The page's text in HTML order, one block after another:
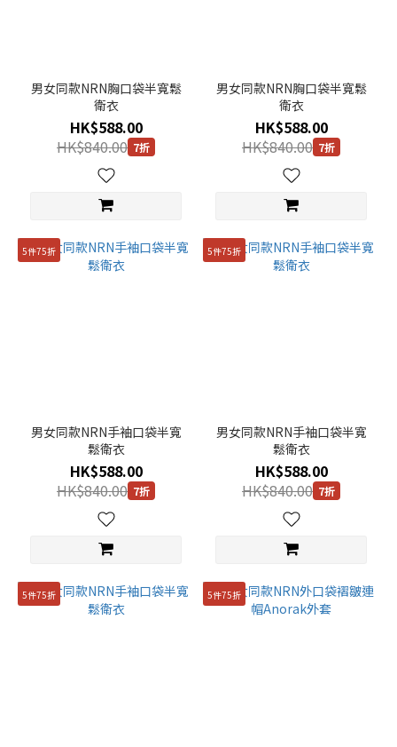
男女同款NRN胸口袋半寬鬆
衛衣
HK$588.00
HK$840.00 7折
男女同款NRN胸口袋半寬鬆
衛衣
HK$588.00
HK$840.00 7折
5件75折
男女同款NRN手袖口袋半寬
鬆衛衣
HK$588.00
HK$840.00 7折
5件75折
男女同款NRN手袖口袋半寬
鬆衛衣
HK$588.00
HK$840.00 7折
5件75折 5件75折